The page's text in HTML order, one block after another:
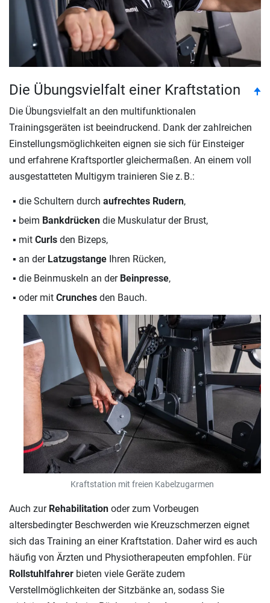
Die Übungsvielfalt einer Kraftstation 🠉
Die Übungsvielfalt an den multifunktionalen
Trainingsgeräten ist beeindruckend. Dank der zahlreichen
Einstellungsmöglichkeiten eignen sie sich für Einsteiger
und erfahrene Kraftsportler gleichermaßen. An einem voll
ausgestatteten Multigym trainieren Sie z. B.:
die Schultern durch aufrechtes Rudern,
beim Bankdrücken die Muskulatur der Brust,
mit Curls den Bizeps,
an der Latzugstange Ihren Rücken,
die Beinmuskeln an der Beinpresse,
oder mit Crunches den Bauch.
Kraftstation mit freien Kabelzugarmen
Auch zur Rehabilitation oder zum Vorbeugen
altersbedingter Beschwerden wie Kreuzschmerzen eignet
sich das Training an einer Kraftstation. Daher wird es auch
häufig von Ärzten und Physiotherapeuten empfohlen. Für
Rollstuhlfahrer bieten viele Geräte zudem
Verstellmöglichkeiten der Sitzbänke an, sodass Sie